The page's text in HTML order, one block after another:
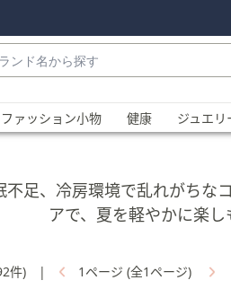
ファッション小物 健康 ジュエリ
足、冷房環境で乱れがち
アで、夏を軽やかに楽し
件) | 1ページ (全1ページ)